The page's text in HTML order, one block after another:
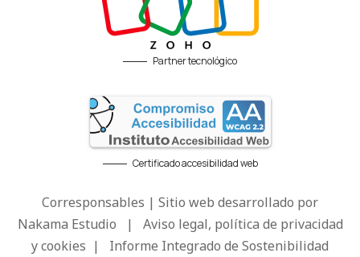
Partner tecnológico
Certificado accesibilidad web
Corresponsables | Sitio web desarrollado por
Nakama Estudio | Aviso legal, política de privacidad
y cookies | Informe Integrado de Sostenibilidad